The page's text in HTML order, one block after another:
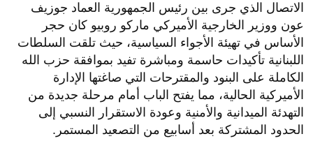
الاتصال الذي جرى بين رئيس الجمهورية العماد جوزيف
عون ووزير الخارجية الأميركي ماركو روبيو كان حجر
الأساس في تهيئة الأجواء السياسية، حيث تلقت السلطات
اللبنانية تأكيدات حاسمة ومباشرة تفيد بموافقة حزب الله
الكاملة على البنود والمقترحات التي صاغتها الإدارة
الأميركية الحالية، مما يفتح الباب أمام مرحلة جديدة من
التهدئة الميدانية والأمنية وعودة الاستقرار النسبي إلى
الحدود المشتركة بعد أسابيع من التصعيد المستمر.